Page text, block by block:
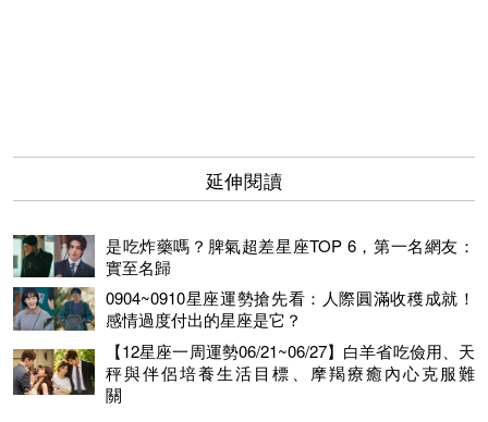
延伸閱讀
是吃炸藥嗎？脾氣超差星座TOP 6，第一名網友：
實至名歸
0904~0910星座運勢搶先看：人際圓滿收穫成就！
感情過度付出的星座是它？
【12星座一周運勢06/21~06/27】白羊省吃儉用、天
秤與伴侶培養生活目標、摩羯療癒內心克服難
關